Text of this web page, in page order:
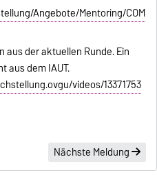
Angebote/Mentoring/COM
aus der aktuellen Runde. Ein
aus dem IAUT.
videos/13371753
Nächste Meldung